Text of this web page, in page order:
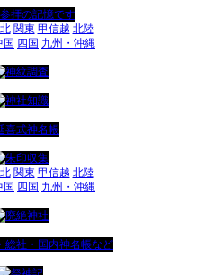
関東 甲信越 北陸
国 四国 九州・沖縄
関東 甲信越 北陸
国 四国 九州・沖縄